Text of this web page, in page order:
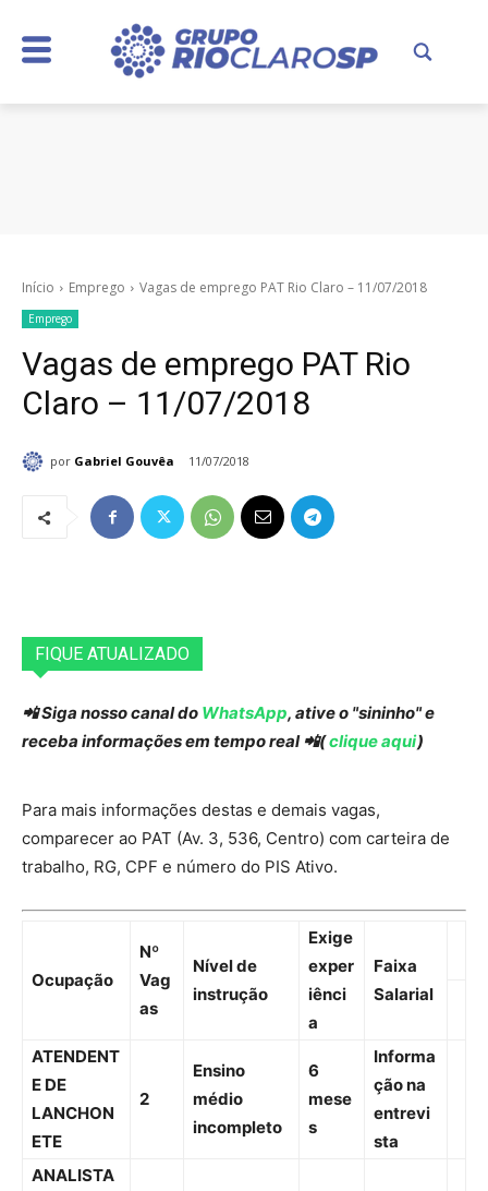
Início Emprego Vagas de emprego PAT Rio Claro – 11/07/2018
Emprego
Vagas de emprego PAT Rio
Claro – 11/07/2018
por Gabriel Gouvêa 11/07/2018
FIQUE ATUALIZADO
📲 Siga nosso canal do WhatsApp, ative o "sininho" e
receba informações em tempo real 📲(clique aqui)
Para mais informações destas e demais vagas,
comparecer ao PAT (Av. 3, 536, Centro) com carteira de
trabalho, RG, CPF e número do PIS Ativo.
Ocupação
Nº
Vag
as
Nível de
instrução
Exige
exper
iênci
a
Faixa
Salarial
ATENDENT
E DE
LANCHON
ETE
2
Ensino
médio
incompleto
6
mese
s
Informa
ção na
entrevi
sta
ANALISTA